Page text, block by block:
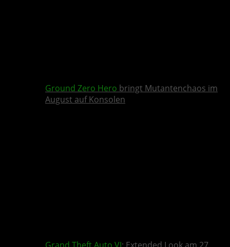
Ground Zero Hero bringt Mutantenchaos im
August auf Konsolen